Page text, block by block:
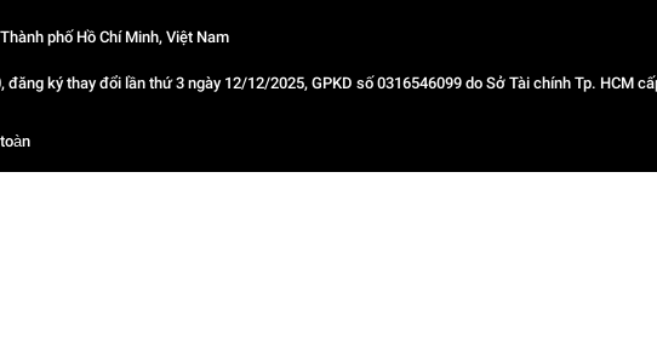
phố Hồ Chí Minh, Việt Nam
ký thay đổi lần thứ 3 ngày 12/12/2025, GPKD số 0316546099 do Sở Tài chính Tp. HCM